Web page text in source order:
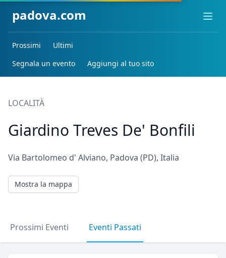
padova.com
Prossimi
Ultimi
Segnala un evento
Aggiungi al tuo sito
LOCALITÀ
Giardino Treves De' Bonfili
Via Bartolomeo d' Alviano, Padova (PD), Italia
Mostra la mappa
Prossimi Eventi Eventi Passati